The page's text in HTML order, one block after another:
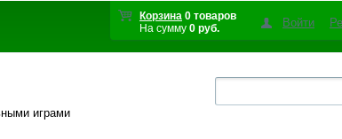
Корзина 0 товаров
На сумму 0 руб. Войти
играми